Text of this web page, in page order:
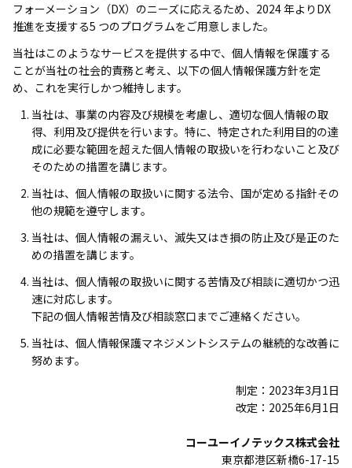
会社概要
代表挨拶
企業理念
役員紹介
フォーメーション（DX）のニーズに応えるため、2024 年よりDX
推進を支援する5 つのプログラムをご用意しました。
当社はこのようなサービスを提供する中で、個人情報を保護する
ことが当社の社会的責務と考え、以下の個人情報保護方針を定
め、これを実行しかつ維持します。
当社は、事業の内容及び規模を考慮し、適切な個人情報の取
得、利用及び提供を行います。特に、特定された利用目的の達
成に必要な範囲を超えた個人情報の取扱いを行わないこと及び
そのための措置を講じます。
当社は、個人情報の取扱いに関する法令、国が定める指針その
他の規範を遵守します。
当社は、個人情報の漏えい、滅失又はき損の防止及び是正のた
めの措置を講じます。
当社は、個人情報の取扱いに関する苦情及び相談に適切かつ迅
速に対応します。
下記の個人情報苦情及び相談窓口までご連絡ください。
当社は、個人情報保護マネジメントシステムの継続的な改善に
努めます。
制定：2023年3月1日
改定：2025年6月1日
コーユーイノテックス株式会社
東京都港区新橋6-17-15